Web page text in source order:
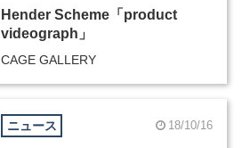
Hender Scheme「product
videograph」
CAGE GALLERY
ニュース 18/10/16